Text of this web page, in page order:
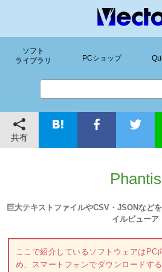
ソフト
ライブラリ
PCショップ
共有
Phantis
巨大テキストファイルやCSV・JSONなど
イルビューア
ここで紹介しているソフトウェアはPC
め、スマートフォンでダウンロードす